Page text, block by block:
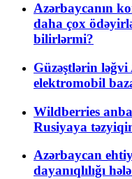
Azərbaycanın
daha çox
bilirlərmi?
Güzəştlərin
elektromobil
Wildberries
Rusiyaya
Azərbaycan
dayanıqlılığı